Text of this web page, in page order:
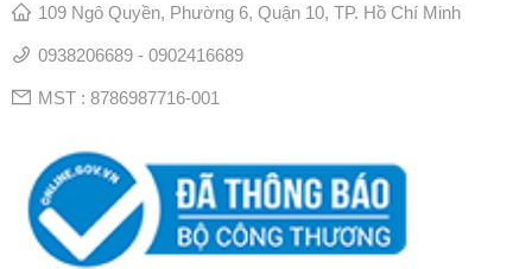
109 Ngô Quyền, Phường 6, Quận 10, TP. Hồ Chí Minh
0938206689 - 0902416689
MST : 8786987716-001